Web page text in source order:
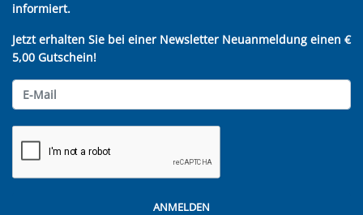
informiert.
Jetzt erhalten Sie bei einer Newsletter Neuanmeldung einen €
5,00 Gutschein!
ANMELDEN